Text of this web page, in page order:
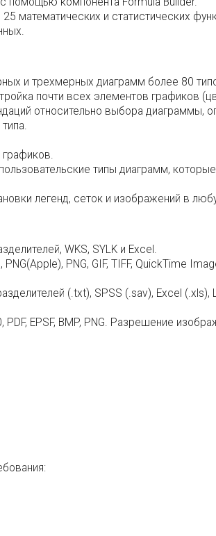
математических и статистических
и трехмерных диаграмм более 80
почти всех элементов графиков
относительно выбора диаграммы,
типы диаграмм,
легенд, сеток и изображений в
WKS, SYLK и Excel.
PNG, GIF, TIFF, QuickTime
(.txt), SPSS (.sav), Excel (.xls),
EPSF, BMP, PNG. Разрешение